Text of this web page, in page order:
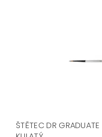
ŠTĚTEC DR